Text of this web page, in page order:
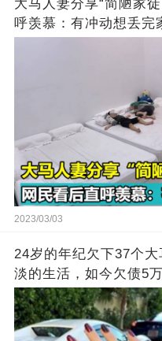
大马人妻分享“简陋家
呼羡慕：有冲动想丢完
2023/03/03
24岁的年纪欠下37个
淡的生活，如今欠债5